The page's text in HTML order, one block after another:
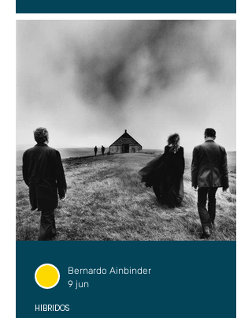
HÍBRIDOS
Bernardo Ainbinder
9 jun